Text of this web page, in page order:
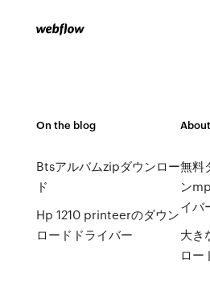
On the blog
Btsアルバムzipダウンロー
ド
Hp 1210 printeerのダウン
ロードドライバー
About
無料
ン
イバ
大き
ロー